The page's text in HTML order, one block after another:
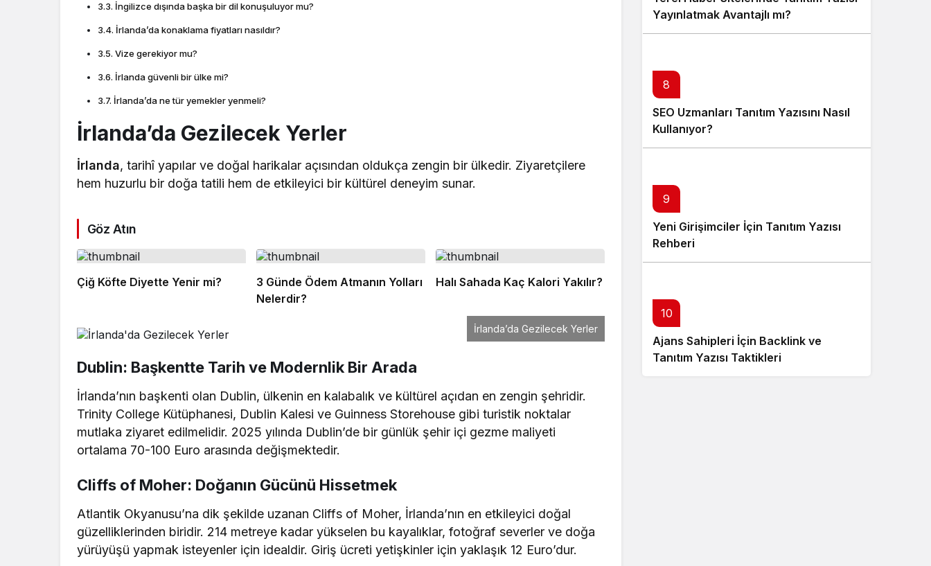
İngilizce dışında başka bir dil konuşuluyor mu?
İrlanda’da konaklama fiyatları nasıldır?
Vize gerekiyor mu?
İrlanda güvenli bir ülke mi?
İrlanda’da ne tür yemekler yenmeli?
İrlanda’da Gezilecek Yerler
İrlanda, tarihî yapılar ve doğal harikalar açısından oldukça zengin bir ülkedir. Ziyaretçilere
hem huzurlu bir doğa tatili hem de etkileyici bir kültürel deneyim sunar.
Göz Atın
Çiğ Köfte Diyette Yenir mi?
3 Günde Ödem Atmanın Yolları
Nelerdir?
Halı Sahada Kaç Kalori Yakılır?
İrlanda’da Gezilecek Yerler
Dublin: Başkentte Tarih ve Modernlik Bir Arada
İrlanda’nın başkenti olan Dublin, ülkenin en kalabalık ve kültürel açıdan en zengin şehridir.
Trinity College Kütüphanesi, Dublin Kalesi ve Guinness Storehouse gibi turistik noktalar
mutlaka ziyaret edilmelidir. 2025 yılında Dublin’de bir günlük şehir içi gezme maliyeti
ortalama 70-100 Euro arasında değişmektedir.
Cliffs of Moher: Doğanın Gücünü Hissetmek
Atlantik Okyanusu’na dik şekilde uzanan Cliffs of Moher, İrlanda’nın en etkileyici doğal
güzelliklerinden biridir. 214 metreye kadar yükselen bu kayalıklar, fotoğraf severler ve doğa
yürüyüşü yapmak isteyenler için idealdir. Giriş ücreti yetişkinler için yaklaşık 12 Euro’dur.
Yayınlatmak Avantajlı mı?
8
SEO Uzmanları Tanıtım Yazısını Nasıl
Kullanıyor?
9
Yeni Girişimciler İçin Tanıtım Yazısı
Rehberi
10
Ajans Sahipleri İçin Backlink ve
Tanıtım Yazısı Taktikleri